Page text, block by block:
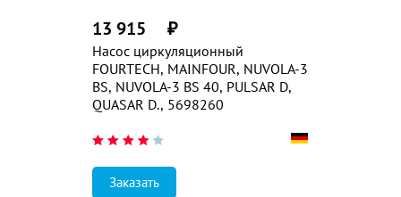
Насос циркуляционный
FOURTECH, MAINFOUR, NUVOLA-3
BS, NUVOLA-3 BS 40, PULSAR D,
QUASAR D., 5698260
13 915 ₽
Заказать